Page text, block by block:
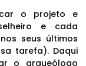
o projeto e
e cada
seus últimos
tarefa). Daqui
o arqueólogo